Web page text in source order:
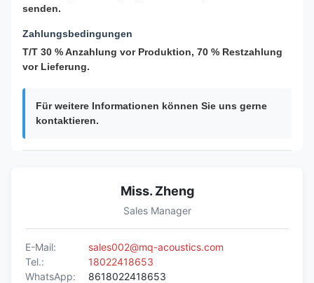
senden.
Zahlungsbedingungen
T/T 30 % Anzahlung vor Produktion, 70 % Restzahlung
vor Lieferung.
Für weitere Informationen können Sie uns gerne
kontaktieren.
Miss. Zheng
Sales Manager
E-Mail:
sales002@mq-acoustics.com
Tel.:
18022418653
WhatsApp:
8618022418653